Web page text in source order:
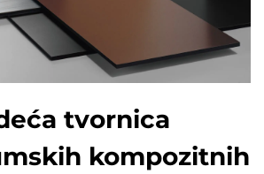
tvornica
kompozitnih